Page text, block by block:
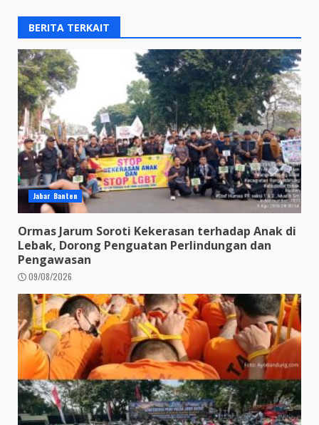
BERITA TERKAIT
Jabar Banten
Ormas Jarum Soroti Kekerasan terhadap Anak di
Lebak, Dorong Penguatan Perlindungan dan
Pengawasan
09/08/2026